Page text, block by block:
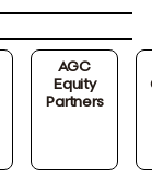
AGC
Equity
Partners